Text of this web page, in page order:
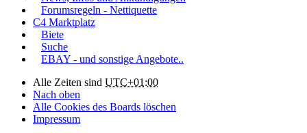
Forumsregeln - Nettiquette
C4 Marktplatz
Biete
Suche
EBAY - und sonstige Angebote..
Alle Zeiten sind UTC+01:00
Nach oben
Alle Cookies des Boards löschen
Impressum